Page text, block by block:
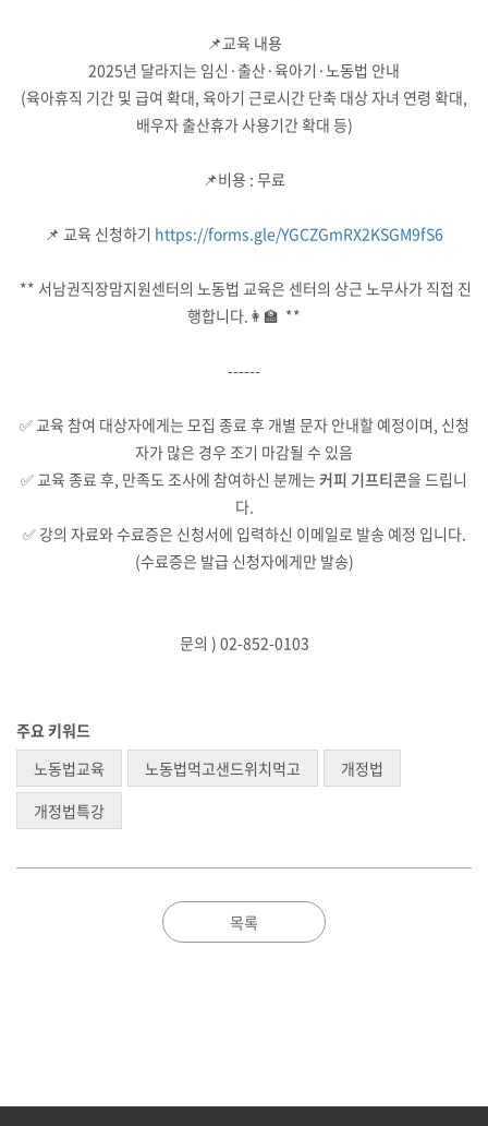
📌교육 내용
2025년 달라지는 임신·출산·육아기·노동법 안내
(육아휴직 기간 및 급여 확대, 육아기 근로시간 단축 대상 자녀 연령 확대,
배우자 출산휴가 사용기간 확대 등)
📌비용 : 무료
📌 교육 신청하기 https://forms.gle/YGCZGmRX2KSGM9fS6
** 서남권직장맘지원센터의 노동법 교육은 센터의 상근 노무사가 직접 진
행합니다.👩‍🏫 **
------
✅ 교육 참여 대상자에게는 모집 종료 후 개별 문자 안내할 예정이며, 신청
자가 많은 경우 조기 마감될 수 있음
✅ 교육 종료 후, 만족도 조사에 참여하신 분께는 커피 기프티콘을 드립니
다.
✅ 강의 자료와 수료증은 신청서에 입력하신 이메일로 발송 예정 입니다.
(수료증은 발급 신청자에게만 발송)
문의 ) 02-852-0103
주요 키워드
노동법교육
노동법먹고샌드위치먹고
개정법
개정법특강
목록